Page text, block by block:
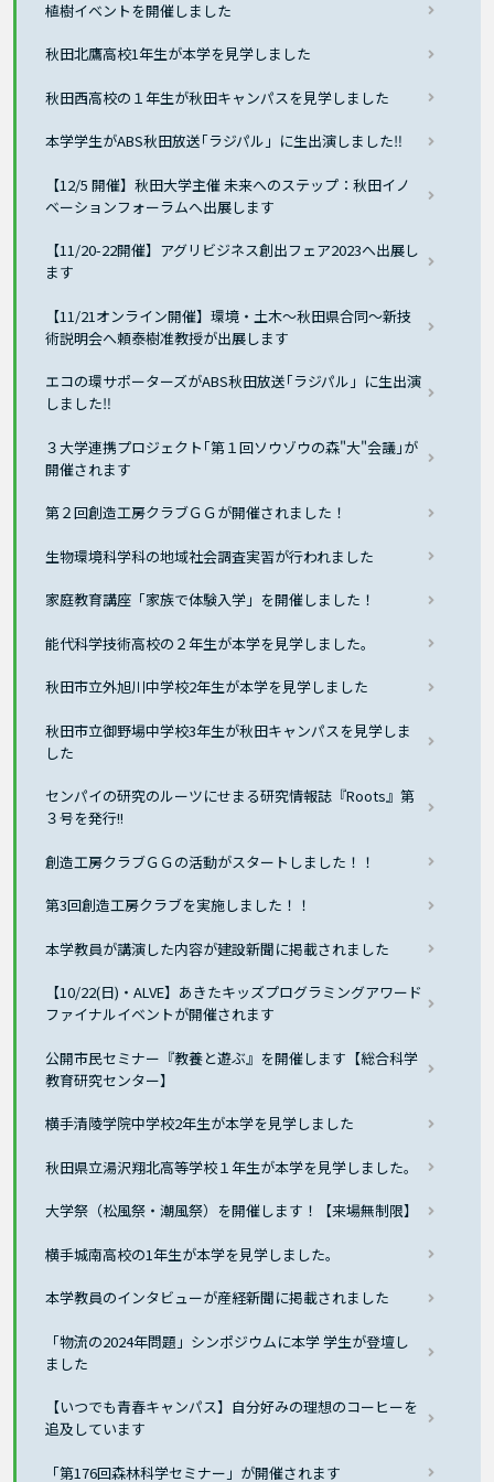
植樹イベントを開催しました
秋田北鷹高校1年生が本学を見学しました
秋田西高校の１年生が秋田キャンパスを見学しました
本学学生がABS秋田放送｢ラジパル」に生出演しました‼
【12/5 開催】秋田大学主催 未来へのステップ：秋田イノ
ベーションフォーラムへ出展します
【11/20-22開催】アグリビジネス創出フェア2023へ出展し
ます
【11/21オンライン開催】環境・土木～秋田県合同～新技
術説明会へ頼泰樹准教授が出展します
エコの環サポーターズがABS秋田放送｢ラジパル」に生出演
しました‼
３大学連携プロジェクト｢第１回ソウゾウの森"大"会議｣が
開催されます
第２回創造工房クラブＧＧが開催されました！
生物環境科学科の地域社会調査実習が行われました
家庭教育講座「家族で体験入学」を開催しました！
能代科学技術高校の２年生が本学を見学しました。
秋田市立外旭川中学校2年生が本学を見学しました
秋田市立御野場中学校3年生が秋田キャンパスを見学しま
した
センパイの研究のルーツにせまる研究情報誌『Roots』第
３号を発行!!
創造工房クラブＧＧの活動がスタートしました！！
第3回創造工房クラブを実施しました！！
本学教員が講演した内容が建設新聞に掲載されました
【10/22(日)・ALVE】あきたキッズプログラミングアワード
ファイナルイベントが開催されます
公開市民セミナー『教養と遊ぶ』を開催します【総合科学
教育研究センター】
横手清陵学院中学校2年生が本学を見学しました
秋田県立湯沢翔北高等学校１年生が本学を見学しました。
大学祭（松風祭・潮風祭）を開催します！【来場無制限】
横手城南高校の1年生が本学を見学しました。
本学教員のインタビューが産経新聞に掲載されました
「物流の2024年問題」シンポジウムに本学 学生が登壇し
ました
【いつでも青春キャンパス】自分好みの理想のコーヒーを
追及しています
「第176回森林科学セミナー」が開催されます